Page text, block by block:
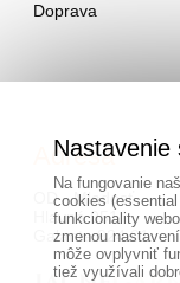
Doprava
Adresa
OD - Mladosť
Hlavná 951
Galanta 924 01
Nastavenie
Na fungovanie
cookies
funkcionality
zmenou
môže ovplyvniť
tiež využívali